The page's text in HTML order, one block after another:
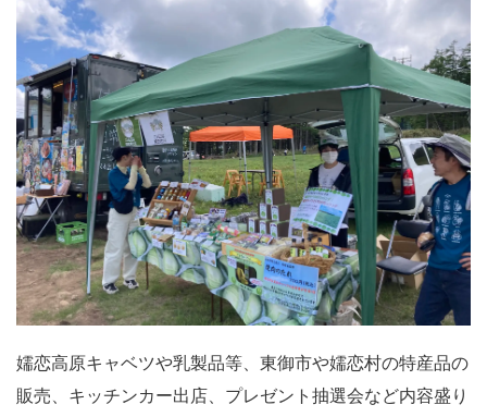
嬬恋高原キャベツや乳製品等、東御市や嬬恋村の特産品の
販売、キッチンカー出店、プレゼント抽選会など内容盛り